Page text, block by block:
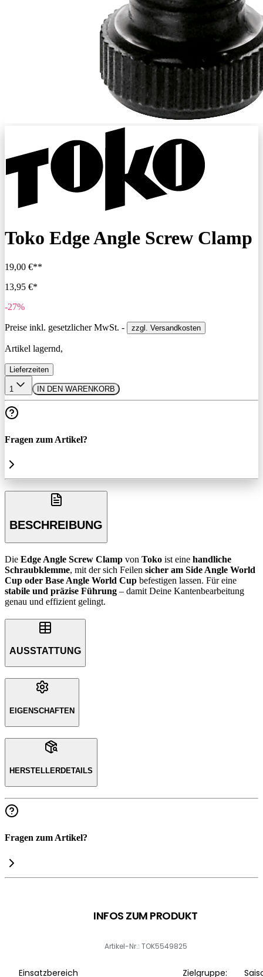
Toko Edge Angle Screw Clamp
19,00 €**
13,95 €*
-27%
Preise inkl. gesetzlicher MwSt. - zzgl. Versandkosten
Artikel lagernd,
Lieferzeiten
1 IN DEN WARENKORB
Fragen zum Artikel?
BESCHREIBUNG
Die Edge Angle Screw Clamp von Toko ist eine handliche
Schraubklemme, mit der sich Feilen sicher am Side Angle World
Cup oder Base Angle World Cup befestigen lassen. Für eine
stabile und präzise Führung – damit Deine Kantenbearbeitung
genau und effizient gelingt.
AUSSTATTUNG
EIGENSCHAFTEN
HERSTELLERDETAILS
Fragen zum Artikel?
INFOS ZUM PRODUKT
Artikel-Nr.: TOK5549825
Einsatzbereich Zielgruppe: